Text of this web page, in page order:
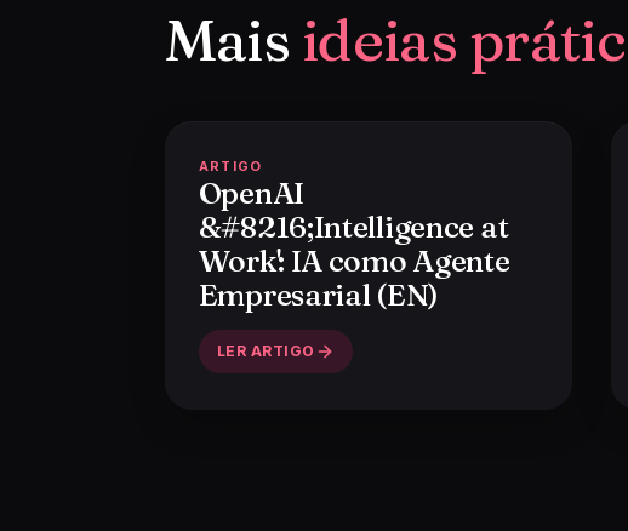
Mais ideias
ARTIGO
OpenAI
&#8216;Intelligence at
Work': IA como Agente
Empresarial (EN)
LER ARTIGO